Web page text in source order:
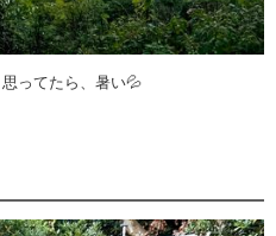
ってたら、暑い💦